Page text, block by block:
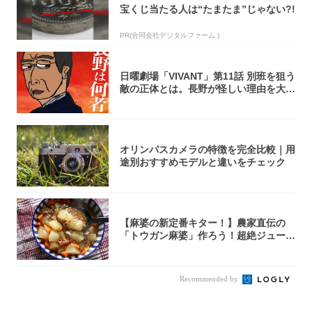
宝くじ当たる人は“たまたま”じゃない?!
PR(合同会社デジタルファーム )
日曜劇場「VIVANT」第11話 別班を狙う
敵の正体とは。長野が怪しい理由を大
オリンパスカメラの特徴を完全比較｜用
途別おすすめモデルと違いをチェック
【麻婆の新定番キター！】農家直伝の
「トウガン麻婆」作ろう！超絶ジューシ
Recommended by